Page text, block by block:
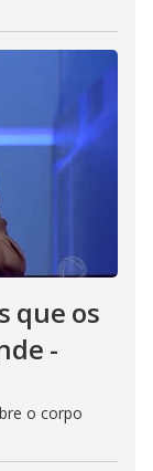
que os
-
o corpo